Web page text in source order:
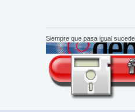
Siempre que pasa igual